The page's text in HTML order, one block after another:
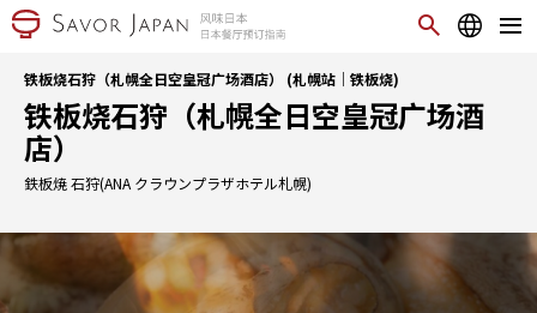
铁板烧石狩（札幌全日空皇冠广场酒店） (札幌站｜铁板烧)
铁板烧石狩（札幌全日空皇冠广场酒
店）
鉄板焼 石狩(ANA クラウンプラザホテル札幌)